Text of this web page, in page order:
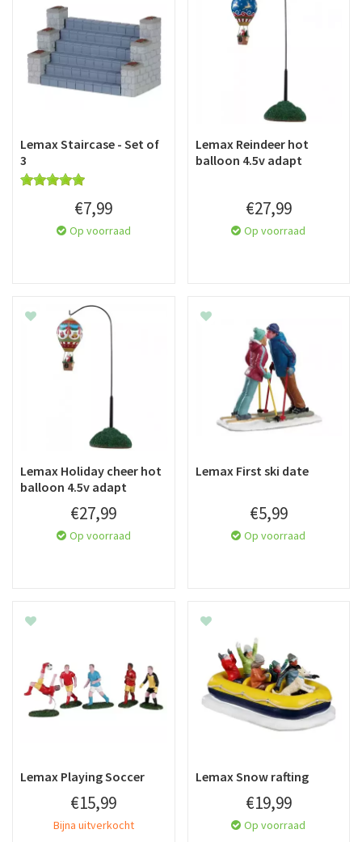
Lemax Staircase - Set of
3
€7,99
Op voorraad
Lemax Reindeer hot
balloon 4.5v adapt
€27,99
Op voorraad
Lemax Holiday cheer hot
balloon 4.5v adapt
€27,99
Op voorraad
Lemax First ski date
€5,99
Op voorraad
Lemax Playing Soccer
€15,99
Bijna uitverkocht
Lemax Snow rafting
€19,99
Op voorraad